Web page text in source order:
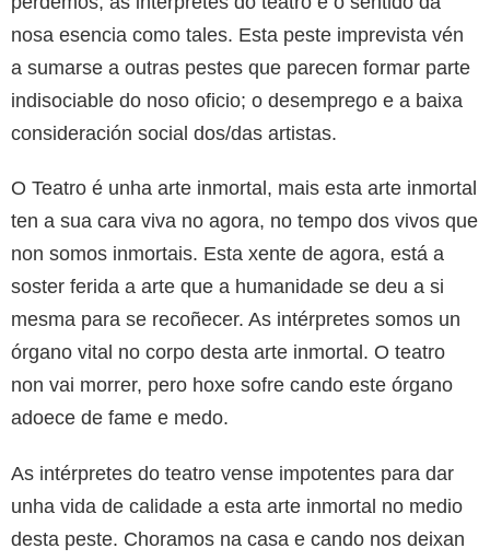
nosa esencia como tales. Esta peste imprevista vén
a sumarse a outras pestes que parecen formar parte
indisociable do noso oficio; o desemprego e a baixa
consideración social dos/das artistas.
O Teatro é unha arte inmortal, mais esta arte inmortal
ten a sua cara viva no agora, no tempo dos vivos que
non somos inmortais. Esta xente de agora, está a
soster ferida a arte que a humanidade se deu a si
mesma para se recoñecer. As intérpretes somos un
órgano vital no corpo desta arte inmortal. O teatro
non vai morrer, pero hoxe sofre cando este órgano
adoece de fame e medo.
As intérpretes do teatro vense impotentes para dar
unha vida de calidade a esta arte inmortal no medio
desta peste. Choramos na casa e cando nos deixan